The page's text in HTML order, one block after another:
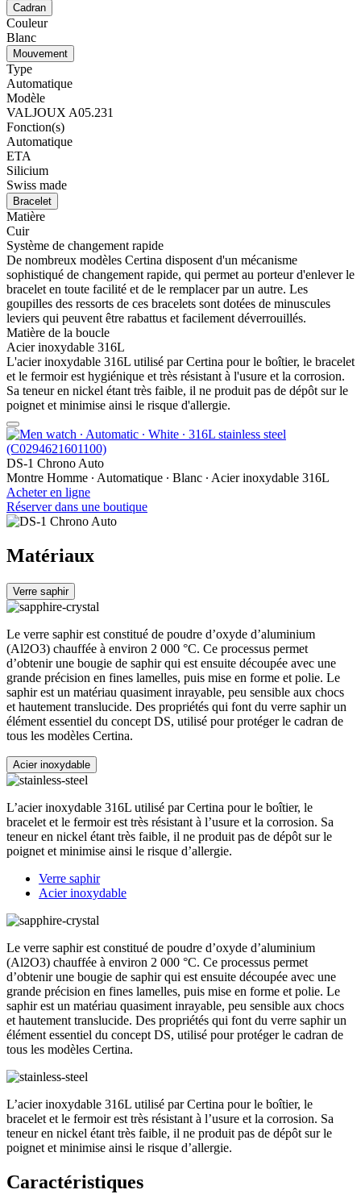
Cadran
Couleur
Blanc
Mouvement
Type
Automatique
Modèle
VALJOUX A05.231
Fonction(s)
Automatique
ETA
Silicium
Swiss made
Bracelet
Matière
Cuir
Système de changement rapide
De nombreux modèles Certina disposent d'un mécanisme
sophistiqué de changement rapide, qui permet au porteur d'enlever le
bracelet en toute facilité et de le remplacer par un autre. Les
goupilles des ressorts de ces bracelets sont dotées de minuscules
leviers qui peuvent être rabattus et facilement déverrouillés.
Matière de la boucle
Acier inoxydable 316L
L'acier inoxydable 316L utilisé par Certina pour le boîtier, le bracelet
et le fermoir est hygiénique et très résistant à l'usure et la corrosion.
Sa teneur en nickel étant très faible, il ne produit pas de dépôt sur le
poignet et minimise ainsi le risque d'allergie.
DS-1 Chrono Auto
Montre Homme ∙ Automatique ∙ Blanc ∙ Acier inoxydable 316L
Acheter en ligne
Réserver dans une boutique
Matériaux
Verre saphir
Le verre saphir est constitué de poudre d’oxyde d’aluminium
(Al2O3) chauffée à environ 2 000 °C. Ce processus permet
d’obtenir une bougie de saphir qui est ensuite découpée avec une
grande précision en fines lamelles, puis mise en forme et polie. Le
saphir est un matériau quasiment inrayable, peu sensible aux chocs
et hautement translucide. Des propriétés qui font du verre saphir un
élément essentiel du concept DS, utilisé pour protéger le cadran de
tous les modèles Certina.
Acier inoxydable
L’acier inoxydable 316L utilisé par Certina pour le boîtier, le
bracelet et le fermoir est très résistant à l’usure et la corrosion. Sa
teneur en nickel étant très faible, il ne produit pas de dépôt sur le
poignet et minimise ainsi le risque d’allergie.
Verre saphir
Acier inoxydable
Le verre saphir est constitué de poudre d’oxyde d’aluminium
(Al2O3) chauffée à environ 2 000 °C. Ce processus permet
d’obtenir une bougie de saphir qui est ensuite découpée avec une
grande précision en fines lamelles, puis mise en forme et polie. Le
saphir est un matériau quasiment inrayable, peu sensible aux chocs
et hautement translucide. Des propriétés qui font du verre saphir un
élément essentiel du concept DS, utilisé pour protéger le cadran de
tous les modèles Certina.
L’acier inoxydable 316L utilisé par Certina pour le boîtier, le
bracelet et le fermoir est très résistant à l’usure et la corrosion. Sa
teneur en nickel étant très faible, il ne produit pas de dépôt sur le
poignet et minimise ainsi le risque d’allergie.
Caractéristiques